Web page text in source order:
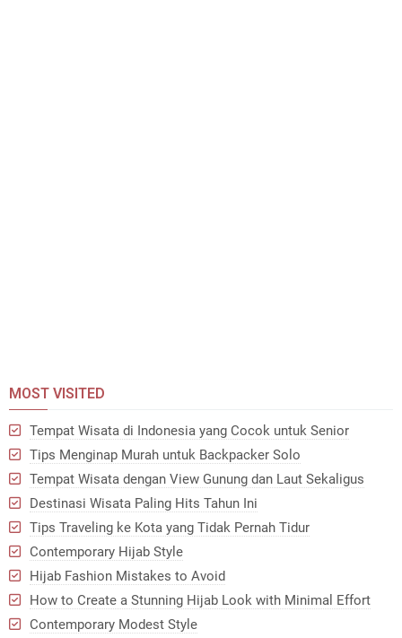
MOST VISITED
Tempat Wisata di Indonesia yang Cocok untuk Senior
Tips Menginap Murah untuk Backpacker Solo
Tempat Wisata dengan View Gunung dan Laut Sekaligus
Destinasi Wisata Paling Hits Tahun Ini
Tips Traveling ke Kota yang Tidak Pernah Tidur
Contemporary Hijab Style
Hijab Fashion Mistakes to Avoid
How to Create a Stunning Hijab Look with Minimal Effort
Contemporary Modest Style